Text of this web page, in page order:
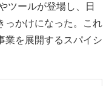
ツールが登場し、日
っかけになった。これ
業を展開するスパイシ